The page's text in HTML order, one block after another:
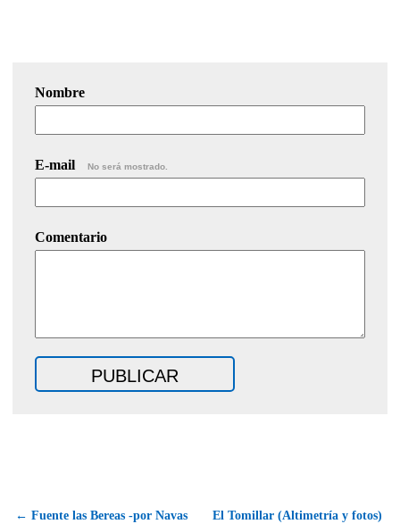
Nombre
E-mail No será mostrado.
Comentario
← Fuente las Bereas -por Navas El Tomillar (Altimetría y fotos)